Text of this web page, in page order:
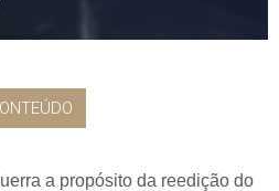
a propósito da reedição do